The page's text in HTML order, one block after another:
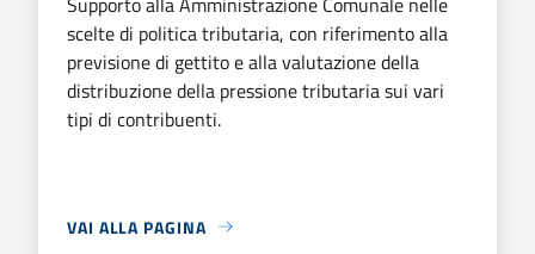
scelte di politica tributaria, con riferimento alla
previsione di gettito e alla valutazione della
distribuzione della pressione tributaria sui vari
tipi di contribuenti.
VAI ALLA PAGINA